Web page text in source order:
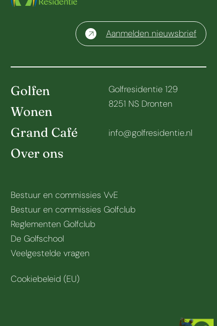
Aanmelden nieuwsbrief
Golfen
Wonen
Grand Café
Over ons
Golfresidentie 129
8251 NS Dronten
info@golfresidentie.nl
Bestuur en commissies VvE
Bestuur en commissies Golfclub
Reglementen Golfclub
De Golfschool
Veelgestelde vragen
Cookiebeleid (EU)